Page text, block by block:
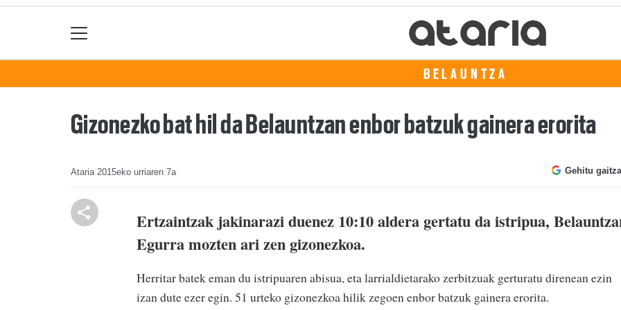
BELAUNTZA
Gizonezko bat hil da Belauntzan enbor batzuk gainera erorita
Ataria 2015eko urriaren 7a Gehitu
Ertzaintzak jakinarazi duenez 10:10 aldera gertatu da istripua,
Egurra mozten ari zen gizonezkoa.
Herritar batek eman du istripuaren abisua, eta larrialdietarako zerbitzuak gerturatu direnean ezin
izan dute ezer egin. 51 urteko gizonezkoa hilik zegoen enbor batzuk gainera erorita.